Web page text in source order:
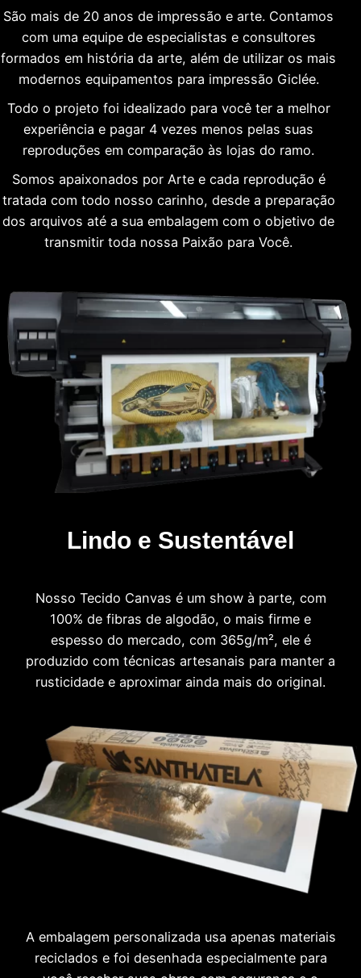
São mais de 20 anos de impressão e arte. Contamos
com uma equipe de especialistas e consultores
formados em história da arte, além de utilizar os mais
modernos equipamentos para impressão Giclée.
Todo o projeto foi idealizado para você ter a melhor
experiência e pagar 4 vezes menos pelas suas
reproduções em comparação às lojas do ramo.
Somos apaixonados por Arte e cada reprodução é
tratada com todo nosso carinho, desde a preparação
dos arquivos até a sua embalagem com o objetivo de
transmitir toda nossa Paixão para Você.
Lindo e Sustentável
Nosso Tecido Canvas é um show à parte, com
100% de fibras de algodão, o mais firme e
espesso do mercado, com 365g/m², ele é
produzido com técnicas artesanais para manter a
rusticidade e aproximar ainda mais do original.
A embalagem personalizada usa apenas materiais
reciclados e foi desenhada especialmente para